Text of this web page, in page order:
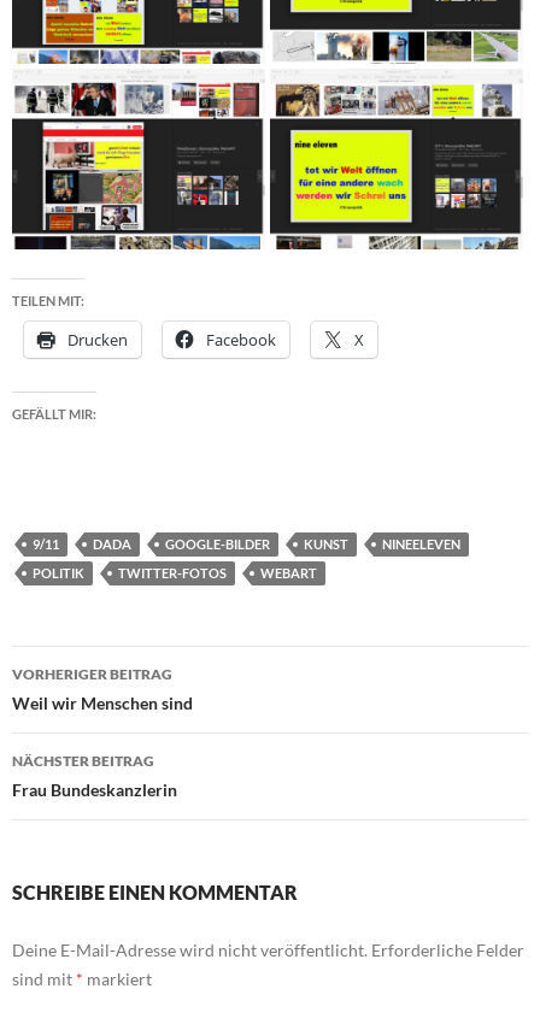
TEILEN MIT:
Drucken Facebook X
GEFÄLLT MIR:
9/11 DADA GOOGLE-BILDER KUNST
NINEELEVEN
POLITIK
TWITTER-FOTOS WEBART
Beitragsnavigation
VORHERIGER BEITRAG
Weil wir Menschen sind
NÄCHSTER BEITRAG
Frau Bundeskanzlerin
SCHREIBE EINEN KOMMENTAR
Deine E-Mail-Adresse wird nicht veröffentlicht. Erforderliche Felder
sind mit * markiert